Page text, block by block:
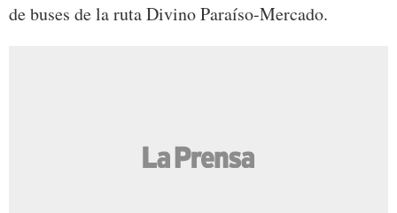
de buses de la ruta Divino Paraíso-Mercado.